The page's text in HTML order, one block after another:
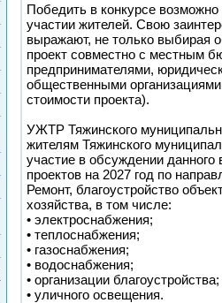
Победить в конкурсе возможно
участии жителей. Свою
выражают, не только выбирая
проект совместно с местным
предпринимателями,
общественными
стоимости проекта).
УЖТР Тяжинского
жителям Тяжинского
участие в обсуждении
проектов на 2027 год по
Ремонт, благоустройство
хозяйства, в том числе:
• электроснабжения;
• теплоснабжения;
• газоснабжения;
• водоснабжения;
• организации благоустройства;
• уличного освещения.